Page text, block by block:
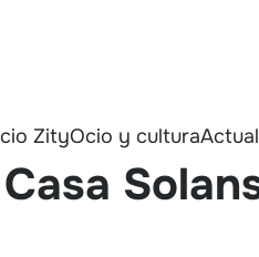
ZityOcio y cultura